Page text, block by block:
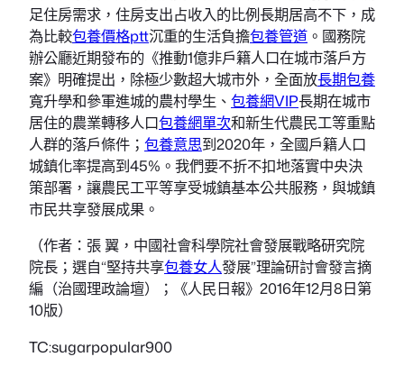
足住房需求，住房支出占收入的比例長期居高不下，成
為比較包養價格ptt沉重的生活負擔包養管道 。國務院
辦公廳近期發布的《推動1億非戶籍人口在城市落戶方
案》明確提出，除極少數超大城市外，全面放長期包養
寬升學和參軍進城的農村學生、 包養網VIP長期在城市
居住的農業轉移人口包養網單次和新生代農民工等重點
人群的落戶條件； 包養意思到2020年，全國戶籍人口
城鎮化率提高到45%。我們要不折不扣地落實中央決
策部署，讓農民工平等享受城鎮基本公共服務，與城鎮
市民共享發展成果。
（作者：張 翼，中國社會科學院社會發展戰略研究院
院長；選自“堅持共享包養女人發展”理論研討會發言摘
編（治國理政論壇）；《人民日報》2016年12月8日第
10版）
TC:sugarpopular900